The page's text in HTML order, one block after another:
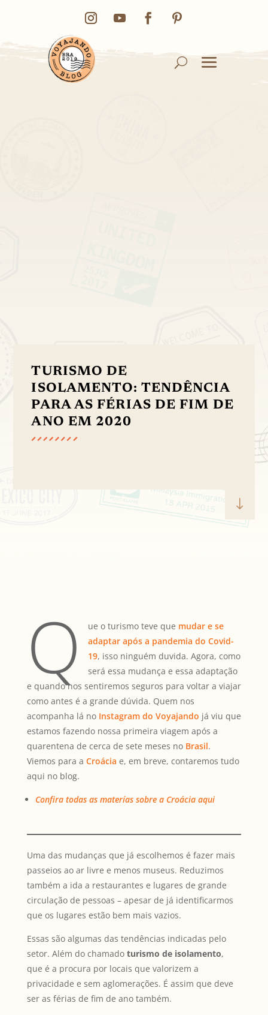
TURISMO DE
ISOLAMENTO: TENDÊNCIA
PARA AS FÉRIAS DE FIM DE
ANO EM 2020
"
Q ue o turismo teve que mudar e se
adaptar após a pandemia do Covid-
19, isso ninguém duvida. Agora, como
será essa mudança e essa adaptação
e quando nos sentiremos seguros para voltar a viajar
como antes é a grande dúvida. Quem nos
acompanha lá no Instagram do Voyajando já viu que
estamos fazendo nossa primeira viagem após a
quarentena de cerca de sete meses no Brasil.
Viemos para a Croácia e, em breve, contaremos tudo
aqui no blog.
Confira todas as materías sobre a Croácia aqui
Uma das mudanças que já escolhemos é fazer mais
passeios ao ar livre e menos museus. Reduzimos
também a ida a restaurantes e lugares de grande
circulação de pessoas – apesar de já identificarmos
que os lugares estão bem mais vazios.
Essas são algumas das tendências indicadas pelo
setor. Além do chamado turismo de isolamento,
que é a procura por locais que valorizem a
privacidade e sem aglomerações. É assim que deve
ser as férias de fim de ano também.